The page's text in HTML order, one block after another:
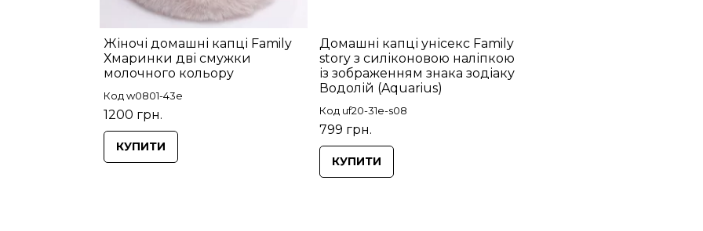
Жіночі домашні капці Family
Хмаринки дві смужки
молочного кольору
Код w0801-43e
1200 грн.
КУПИТИ
Домашні капці унісекс Family
story з силіконовою наліпкою
із зображенням знака зодіаку
Водолій (Aquarius)
Код uf20-31e-s08
799 грн.
КУПИТИ